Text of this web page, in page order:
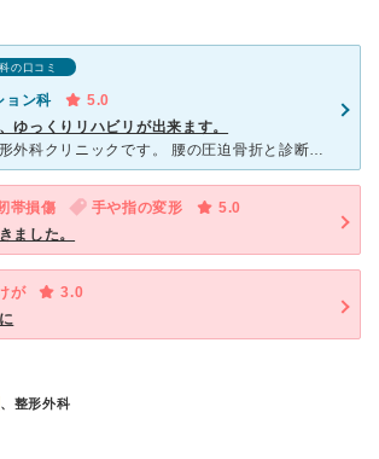
の口コミ
ョン科
5.0
ゆっくりリハビリが出来ます。
とてもきれいな整形外科クリニックです。 腰の圧迫骨折と診断を受け、かつリハビリでもお世話になっています。 待ち時間も少なく、診療からリハビリまでスムーズに頂けます。 診察についても、医師より丁寧
帯損傷 手や指の変形
5.0
ました。
が
3.0
、整形外科